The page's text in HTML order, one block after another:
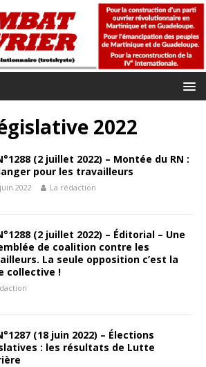
2022
(2 juillet 2022) – Montée du RN :
pour les travailleurs
2022 La rédaction
(2 juillet 2022) – Éditorial – Une
de coalition contre les
La seule opposition c’est la
collective !
(18 juin 2022) – Élections
: les résultats de Lutte